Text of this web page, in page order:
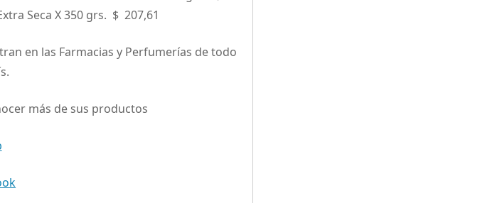
Seca X 350 grs. $ 207,61
en las Farmacias y Perfumerías de todo
más de sus productos